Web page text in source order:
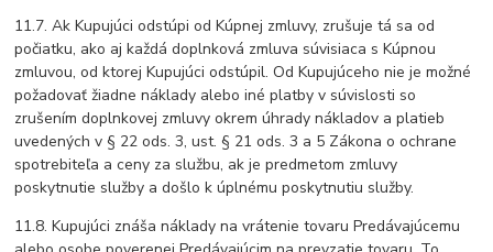
11.7. Ak Kupujúci odstúpi od Kúpnej zmluvy, zrušuje tá sa od
počiatku, ako aj každá doplnková zmluva súvisiaca s Kúpnou
zmluvou, od ktorej Kupujúci odstúpil. Od Kupujúceho nie je možné
požadovať žiadne náklady alebo iné platby v súvislosti so
zrušením doplnkovej zmluvy okrem úhrady nákladov a platieb
uvedených v § 22 ods. 3, ust. § 21 ods. 3 a 5 Zákona o ochrane
spotrebiteľa a ceny za službu, ak je predmetom zmluvy
poskytnutie služby a došlo k úplnému poskytnutiu služby.
11.8. Kupujúci znáša náklady na vrátenie tovaru Predávajúcemu